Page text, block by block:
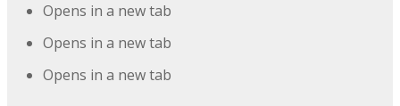
Opens in a new tab
Opens in a new tab
Opens in a new tab